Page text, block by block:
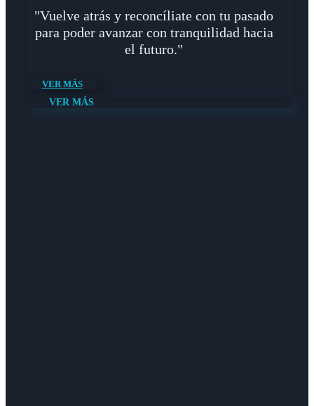
"Vuelve atrás y reconcíliate con tu pasado
para poder avanzar con tranquilidad hacia
el futuro."
VER MÁS
VER MÁS